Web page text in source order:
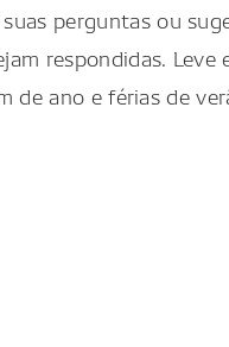
perguntas ou
respondidas.
ano e férias de